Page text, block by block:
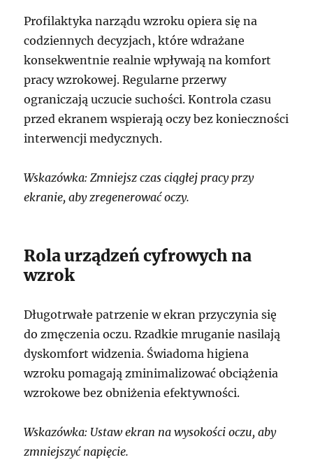
Profilaktyka narządu wzroku opiera się na
codziennych decyzjach, które wdrażane
konsekwentnie realnie wpływają na komfort
pracy wzrokowej. Regularne przerwy
ograniczają uczucie suchości. Kontrola czasu
przed ekranem wspierają oczy bez konieczności
interwencji medycznych.
Wskazówka: Zmniejsz czas ciągłej pracy przy
ekranie, aby zregenerować oczy.
Rola urządzeń cyfrowych na
wzrok
Długotrwałe patrzenie w ekran przyczynia się
do zmęczenia oczu. Rzadkie mruganie nasilają
dyskomfort widzenia. Świadoma higiena
wzroku pomagają zminimalizować obciążenia
wzrokowe bez obniżenia efektywności.
Wskazówka: Ustaw ekran na wysokości oczu, aby
zmniejszyć napięcie.